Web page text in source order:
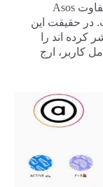
نمایش می گذارند. اما یکی از عملکردهای متفاوت Asos
در حقیقت این
کرده اند را
کاربر، ارج